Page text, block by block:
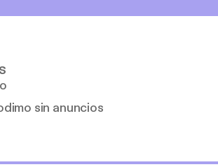
sin anuncios